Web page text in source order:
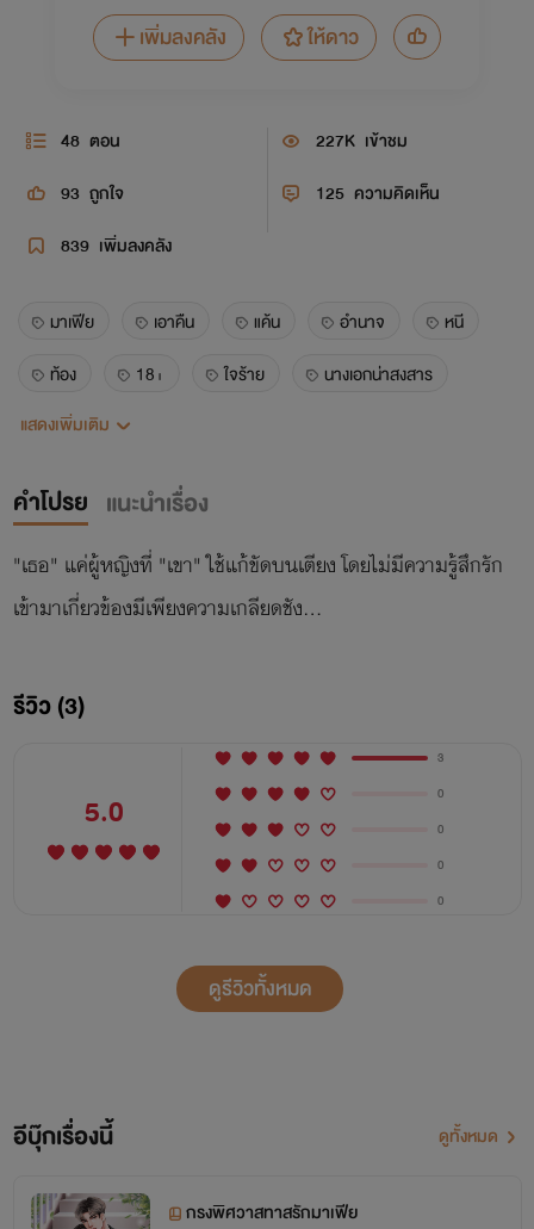
เพิ่มลงคลัง
ให้ดาว
48 ตอน 227K เข้าชม
93 ถูกใจ 125 ความคิดเห็น
839 เพิ่มลงคลัง
มาเฟีย เอาคืน แค้น อำนาจ
หนี
ท้อง
18+ ใจร้าย
นางเอกน่าสงสาร
ชีวิตนางเอกลำบาก
ขมไม่คาย
พระเอกใจร้าย
แสดงเพิ่มเติม
คำโปรย แนะนำเรื่อง
"เธอ" แค่ผู้หญิงที่ "เขา" ใช้แก้ขัดบนเตียง โดยไม่มีความรู้สึกรัก
เข้ามาเกี่ยวข้องมีเพียงความเกลียดชัง...
รีวิว (3)
5.0
3
0
0
0
0
ดูรีวิวทั้งหมด
อีบุ๊กเรื่องนี้ ดูทั้งหมด
กรงพิศวาสทาสรักมาเฟีย